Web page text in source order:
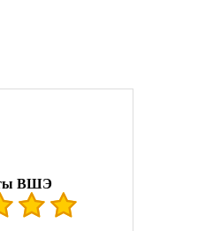
ВШЭ